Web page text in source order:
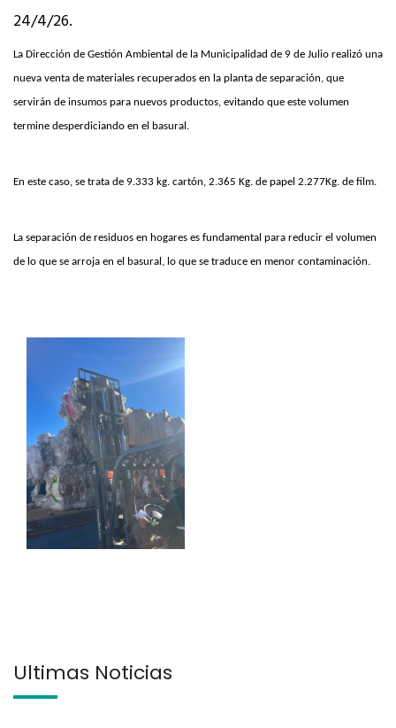
24/4/26.
La Dirección de Gestión Ambiental de la Municipalidad de 9 de Julio realizó una
nueva venta de materiales recuperados en la planta de separación, que
servirán de insumos para nuevos productos, evitando que este volumen
termine desperdiciando en el basural.
En este caso, se trata de 9.333 kg. cartón, 2.365 Kg. de papel 2.277Kg. de film.
La separación de residuos en hogares es fundamental para reducir el volumen
de lo que se arroja en el basural, lo que se traduce en menor contaminación.
Últimas Noticias